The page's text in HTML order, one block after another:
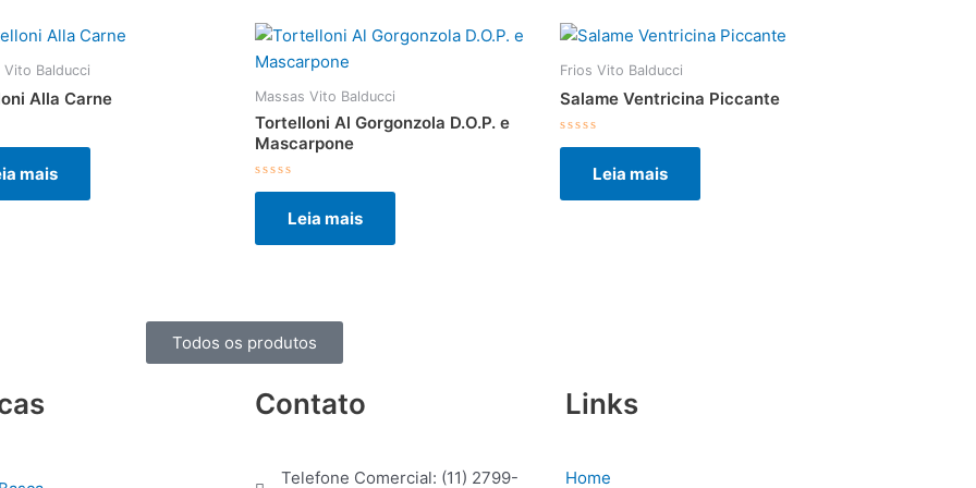
Vito Balducci
Alla Carne
mais
Massas Vito Balducci
Tortelloni Al Gorgonzola D.O.P. e
Mascarpone
Avaliação
Leia mais
Frios Vito Balducci
Salame Ventricina Piccante
Avaliação
Leia mais
Todos os produtos
Contato
Telefone Comercial: (11) 2799-
Links
Home